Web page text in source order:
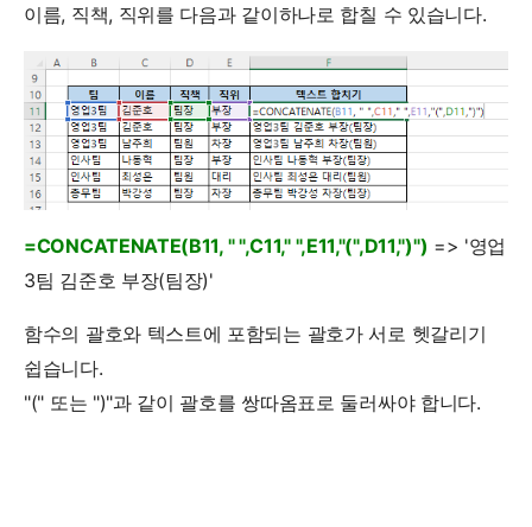
이름, 직책, 직위를 다음과 같이하나로 합칠 수 있습니다.
=CONCATENATE(B11, " ",C11," ",E11,"(",D11,")") => '영업
3팀 김준호 부장(팀장)'
함수의 괄호와 텍스트에 포함되는 괄호가 서로 헷갈리기
쉽습니다.
"(" 또는 ")"과 같이 괄호를 쌍따옴표로 둘러싸야 합니다.